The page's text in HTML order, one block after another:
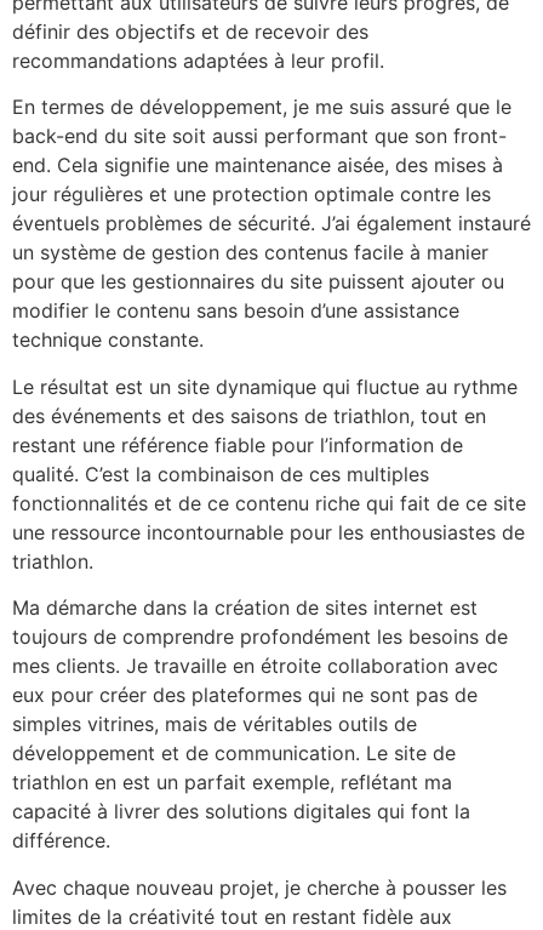
définir des objectifs et de recevoir des
recommandations adaptées à leur profil.
En termes de développement, je me suis assuré que le
back-end du site soit aussi performant que son front-
end. Cela signifie une maintenance aisée, des mises à
jour régulières et une protection optimale contre les
éventuels problèmes de sécurité. J’ai également instauré
un système de gestion des contenus facile à manier
pour que les gestionnaires du site puissent ajouter ou
modifier le contenu sans besoin d’une assistance
technique constante.
Le résultat est un site dynamique qui fluctue au rythme
des événements et des saisons de triathlon, tout en
restant une référence fiable pour l’information de
qualité. C’est la combinaison de ces multiples
fonctionnalités et de ce contenu riche qui fait de ce site
une ressource incontournable pour les enthousiastes de
triathlon.
Ma démarche dans la création de sites internet est
toujours de comprendre profondément les besoins de
mes clients. Je travaille en étroite collaboration avec
eux pour créer des plateformes qui ne sont pas de
simples vitrines, mais de véritables outils de
développement et de communication. Le site de
triathlon en est un parfait exemple, reflétant ma
capacité à livrer des solutions digitales qui font la
différence.
Avec chaque nouveau projet, je cherche à pousser les
limites de la créativité tout en restant fidèle aux